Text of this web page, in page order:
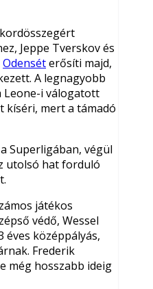
Jeppe Tverskov és
Odenséterősíti majd,
A legnagyobb
Leone-i válogatott
kíséri, mert a támadó
Superligában, végül
utolsó hat forduló
játékos
védő, Wessel
éves középpályás,
Frederik
még hosszabb ideig